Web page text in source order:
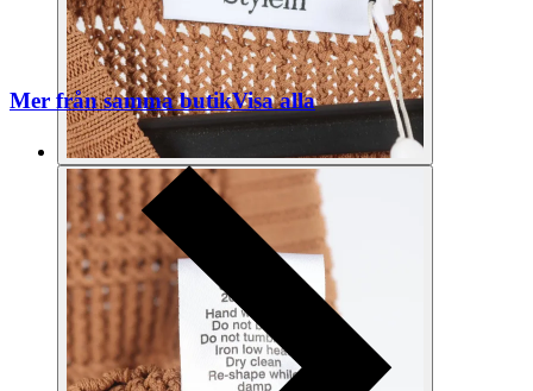
Mer från samma butikVisa alla